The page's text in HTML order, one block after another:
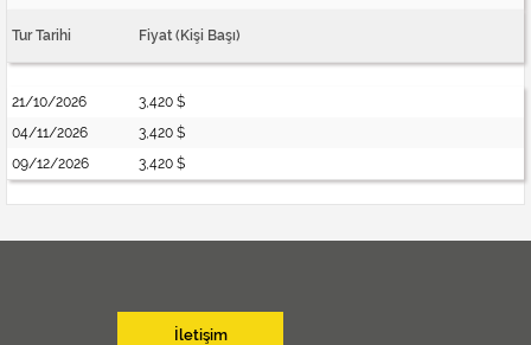
Tur Tarihi Fiyat (Kişi Başı)
21/10/2026
3,420 $
04/11/2026
3,420 $
09/12/2026
3,420 $
İletişim